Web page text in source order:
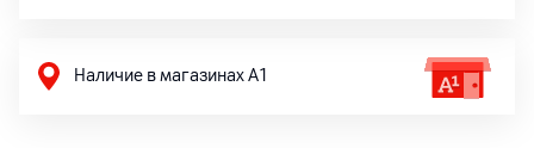
Наличие в магазинах А1